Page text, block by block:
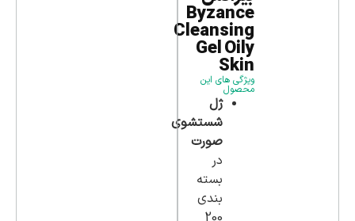
Byzance
Cleansing
Gel Oily
Skin
ویژگی های این
محصول
ژل
شستشوی
صورت
در
بسته
بندی